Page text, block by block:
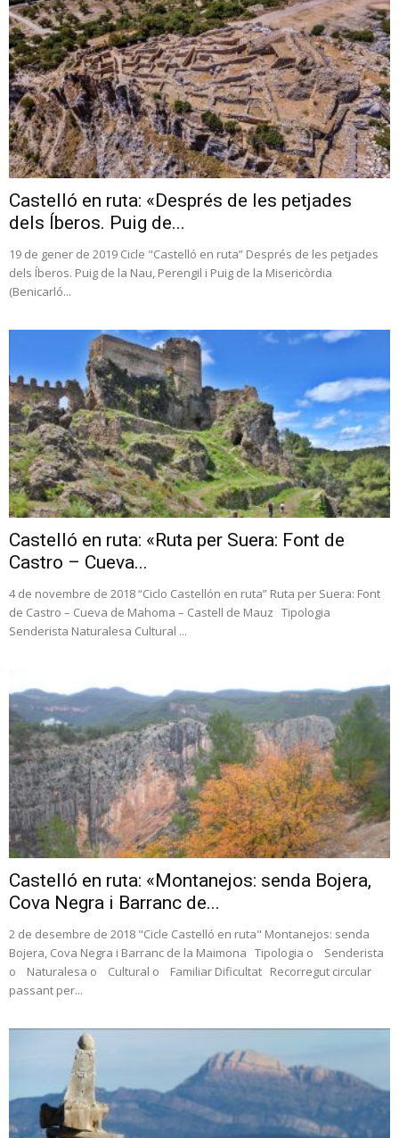
Castelló en ruta: «Després de les petjades
dels Íberos. Puig de...
19 de gener de 2019 Cicle "Castelló en ruta” Després de les petjades
dels Íberos. Puig de la Nau, Perengil i Puig de la Misericòrdia
(Benicarló...
Castelló en ruta: «Ruta per Suera: Font de
Castro – Cueva...
4 de novembre de 2018 “Ciclo Castellón en ruta” Ruta per Suera: Font
de Castro – Cueva de Mahoma – Castell de Mauz Tipologia
Senderista Naturalesa Cultural ...
Castelló en ruta: «Montanejos: senda Bojera,
Cova Negra i Barranc de...
2 de desembre de 2018 "Cicle Castelló en ruta" Montanejos: senda
Bojera, Cova Negra i Barranc de la Maimona Tipologia o Senderista
o Naturalesa o Cultural o Familiar Dificultat Recorregut circular
passant per...